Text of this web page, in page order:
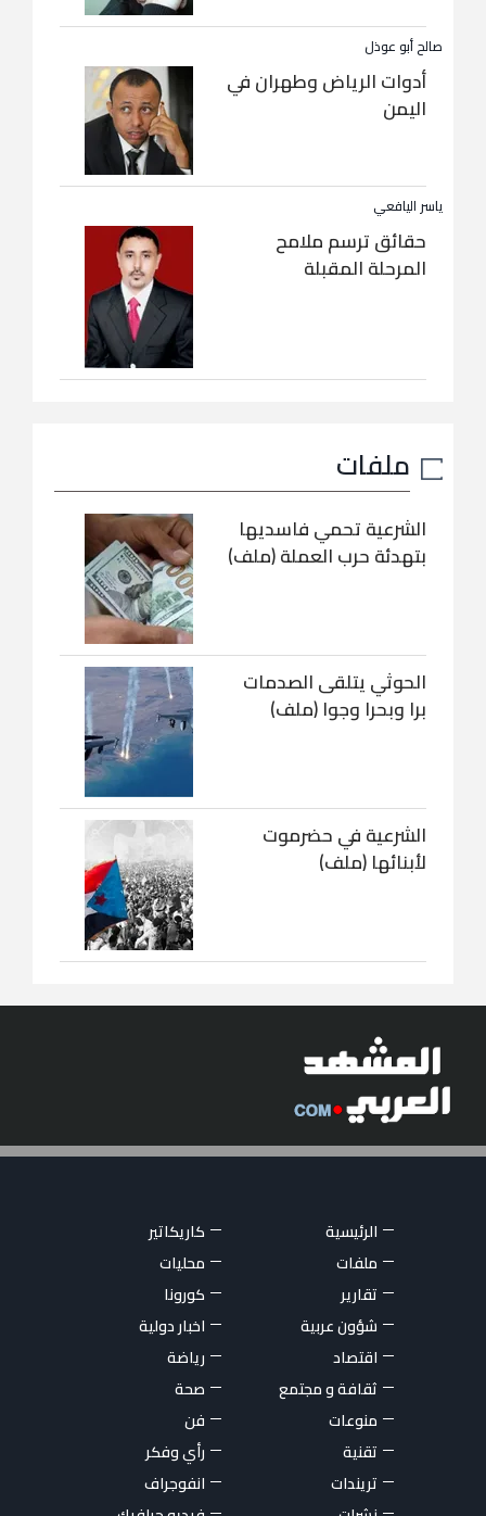
صالح أبو عوذل
أدوات الرياض وطهران في
اليمن
ياسر اليافعي
حقائق ترسم ملامح
المرحلة المقبلة
ملفات
الشرعية تحمي فاسديها
بتهدئة حرب العملة (ملف)
الحوثي يتلقى الصدمات
برا وبحرا وجوا (ملف)
الشرعية في حضرموت
لأبنائها (ملف)
الرئيسية
كاريكاتير
ملفات
محليات
تقارير
كورونا
شؤون عربية
اخبار دولية
اقتصاد
رياضة
ثقافة و مجتمع
صحة
منوعات
فن
تقنية
رأي وفكر
تريندات
انفوجراف